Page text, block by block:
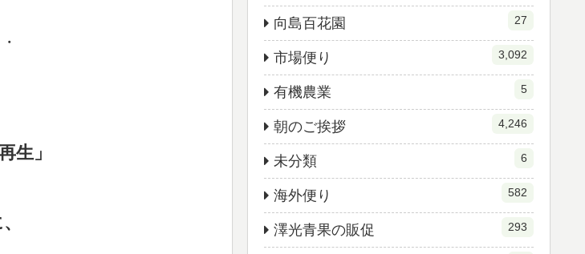
生」
向島百花園 27
市場便り 3,092
有機農業 5
朝のご挨拶 4,246
未分類 6
海外便り 582
澤光青果の販促 293